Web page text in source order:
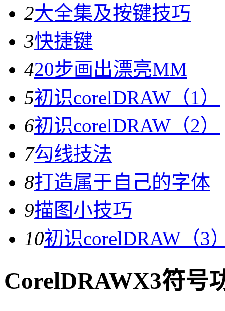
2大全集及按键技巧
3快捷键
420步画出漂亮MM
5初识corelDRAW（1）
6初识corelDRAW（2）
7勾线技法
8打造属于自己的字体
9描图小技巧
10初识corelDRAW（3
CorelDRAWX3符号